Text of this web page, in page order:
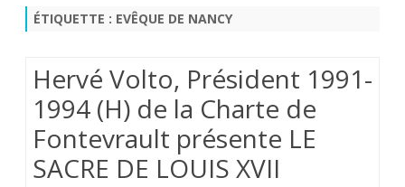
ÉTIQUETTE : EVÊQUE DE NANCY
Hervé Volto, Président 1991-
1994 (H) de la Charte de
Fontevrault présente LE
SACRE DE LOUIS XVII